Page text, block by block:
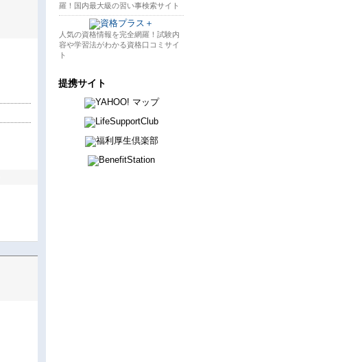
羅！国内最大級の習い事検索サイト
人気の資格情報を完全網羅！試験内
容や学習法がわかる資格口コミサイ
ト
提携サイト